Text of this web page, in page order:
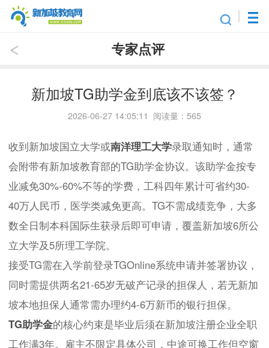
专家点评
新加坡TG助学金到底该不该签？
2026-06-27 14:05:11 阅读量：565
收到新加坡国立大学或南洋理工大学录取通知时，通常
会附带有新加坡教育部的TG助学金协议。该助学金按专
业减免30%-60%不等的学费，工科四年累计可省约30-
40万人民币，医学类减免更高。TG不需成绩竞争，大多
数全日制本科国际生获录后即可申请，覆盖新加坡6所公
立大学及5所理工学院。
接受TG需在入学前登录TGOnline系统申请并签署协议，
同时需提供两名21-65岁无破产记录的担保人，若无新加
坡本地担保人通常需办理约4-6万新币的银行担保。
TG助学金的核心约束是毕业后须在新加坡注册企业全职
工作满3年。雇主不限定具体公司，中途可换工作但空窗